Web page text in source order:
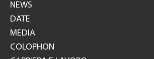
NEWS
DATE
MEDIA
COLOPHON